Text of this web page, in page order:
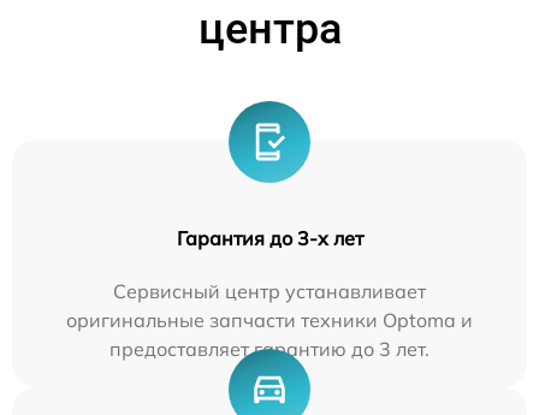
центра
Гарантия до 3-х лет
Сервисный центр устанавливает
оригинальные запчасти техники Optoma и
предоставляет гарантию до 3 лет.